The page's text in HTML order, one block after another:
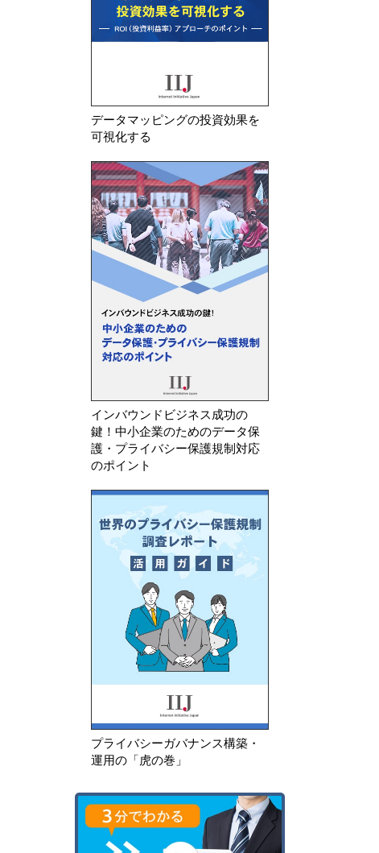
データマッピングの投資効果を
可視化する
インバウンドビジネス成功の
鍵！中小企業のためのデータ保
護・プライバシー保護規制対応
のポイント
プライバシーガバナンス構築・
運用の「虎の巻」